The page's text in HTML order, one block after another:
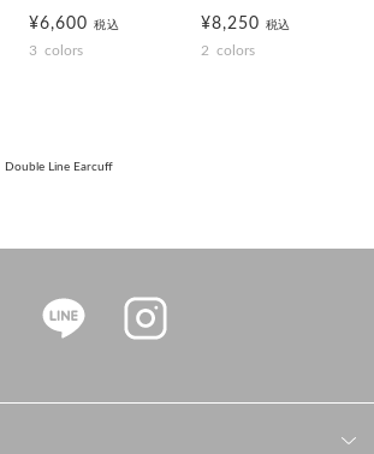
¥6,600 税込
3 colors
¥8,250 税込
2 colors
Double Line Earcuff